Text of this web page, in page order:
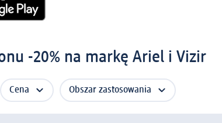
-20% na markę Ariel i Vizir
Cena Obszar zastosowania